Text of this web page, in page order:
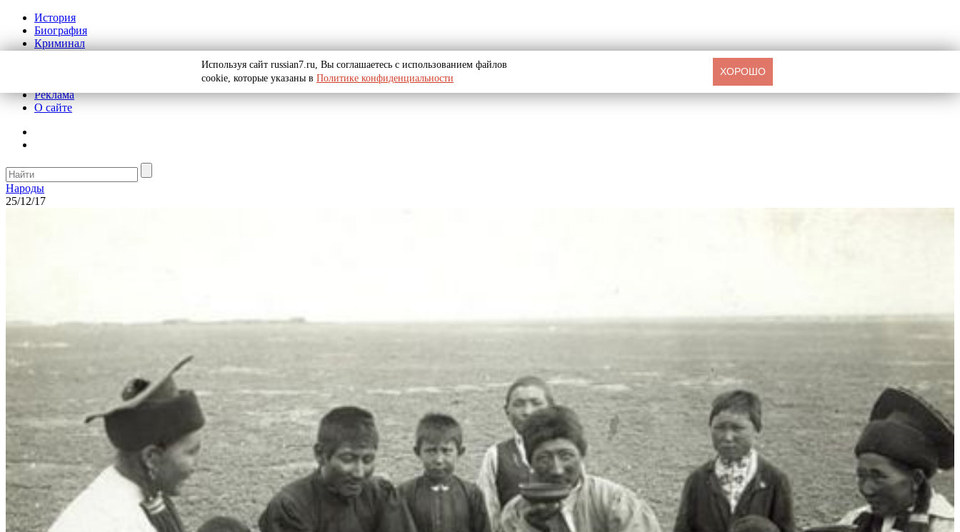
История
Биография
Криминал
Реклама
О сайте
Народы
25/12/17
Используя сайт russian7.ru, Вы соглашаетесь с использованием файлов
cookie, которые указаны в Политике конфиденциальности
ХОРОШО